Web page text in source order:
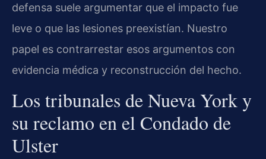
defensa suele argumentar que el impacto fue
leve o que las lesiones preexistían. Nuestro
papel es contrarrestar esos argumentos con
evidencia médica y reconstrucción del hecho.
Los tribunales de Nueva York y
su reclamo en el Condado de
Ulster